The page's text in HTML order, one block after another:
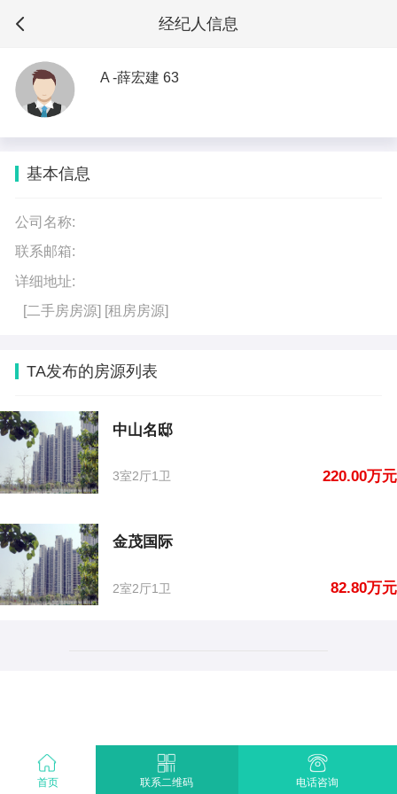
经纪人信息
首页 联系二维码 电话咨询
A -薛宏建 63
基本信息
公司名称:
联系邮箱:
详细地址:
[二手房房源] [租房房源]
TA发布的房源列表
中山名邸
3室2厅1卫 220.00万元
金茂国际
2室2厅1卫 82.80万元